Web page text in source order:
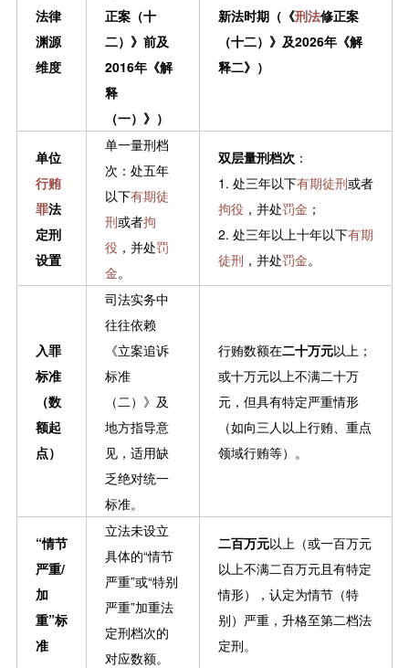
法律
渊源
维度
正案（十
二）》前及
2016年《解
释
（一）》）
新法时期（《刑法修正案
（十二）》及2026年《解
释二》）
单位
行贿
罪法
定刑
设置
单一量刑档
次：处五年
以下有期徒
刑或者拘
役 ，并处罚
金。
双层量刑档次 ：
1. 处三年以下有期徒刑或者
拘役 ，并处罚金 ；
2. 处三年以上十年以下有期
徒刑 ，并处罚金。
入罪
标准
（数
额起
点）
司法实务中
往往依赖
《立案追诉
标准
（二）》及
地方指导意
见，适用缺
乏绝对统一
标准。
行贿数额在二十万元以上；
或十万元以上不满二十万
元，但具有特定严重情形
（如向三人以上行贿、重点
领域行贿等）。
“情节
严重/
加
重”标
准
立法未设立
具体的“情节
严重”或“特别
严重”加重法
定刑档次的
对应数额。
二百万元以上（或一百万元
以上不满二百万元且有特定
情形），认定为情节（特
别）严重，升格至第二档法
定刑。